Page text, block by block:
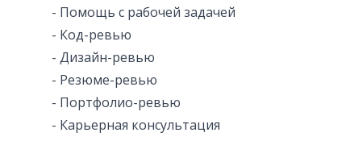
- Помощь с рабочей задачей
- Код-ревью
- Дизайн-ревью
- Резюме-ревью
- Портфолио-ревью
- Карьерная консультация